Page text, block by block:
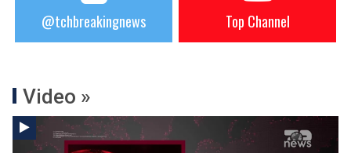
@tchbreakingnews Top Channel
Video »